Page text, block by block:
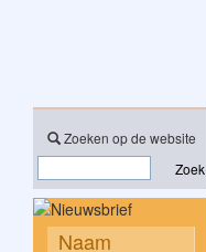
Zoeken op de website
Zoek